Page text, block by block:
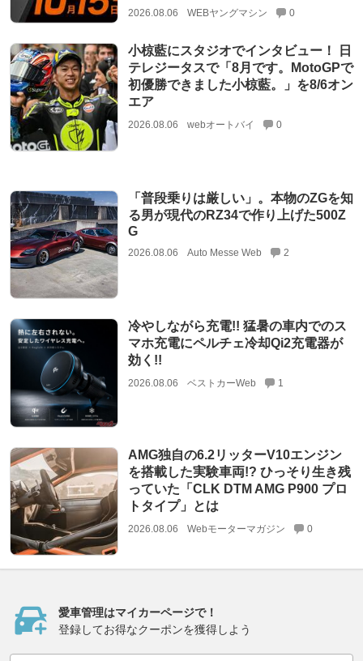
2026.08.06 WEBヤングマシン 0
小椋藍にスタジオでインタビュー！ 日
テレジータスで「8月です。MotoGPで
初優勝できました小椋藍。」を8/6オン
エア
2026.08.06 webオートバイ 0
「普段乗りは厳しい」。本物のZGを知
る男が現代のRZ34で作り上げた500Z
G
2026.08.06 Auto Messe Web 2
冷やしながら充電!! 猛暑の車内でのス
マホ充電にペルチェ冷却Qi2充電器が
効く!!
2026.08.06 ベストカーWeb 1
AMG独自の6.2リッターV10エンジン
を搭載した実験車両!? ひっそり生き残
っていた「CLK DTM AMG P900 プロ
トタイプ」とは
2026.08.06 Webモーターマガジン 0
愛車管理はマイカーページで！
登録してお得なクーポンを獲得しよう